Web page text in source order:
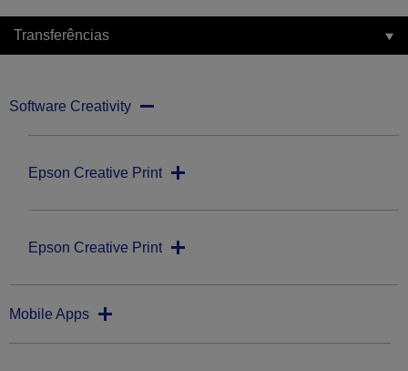
Transferências
Software Creativity
Epson Creative Print
Epson Creative Print
Mobile Apps